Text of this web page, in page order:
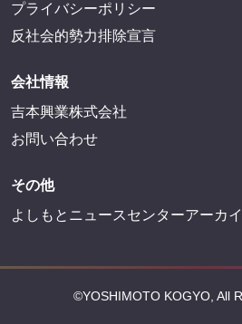
プライバシーポリシー
反社会的勢力排除宣言
会社情報
吉本興業株式会社
お問い合わせ
その他
よしもとニュースセンターアーカ
©YOSHIMOTO KOGYO, All